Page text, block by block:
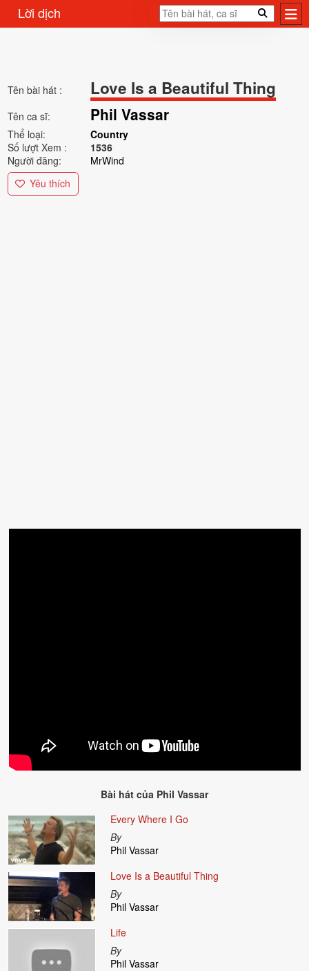
Lời dịch
Tên bài hát : Love Is a Beautiful Thing
Tên ca sĩ: Phil Vassar
Thể loại:
Country
Số lượt Xem :
1536
Người đăng:
MrWind
Yêu thích
Bài hát của Phil Vassar
Every Where I Go
By
Phil Vassar
Love Is a Beautiful Thing
By
Phil Vassar
Life
By
Phil Vassar